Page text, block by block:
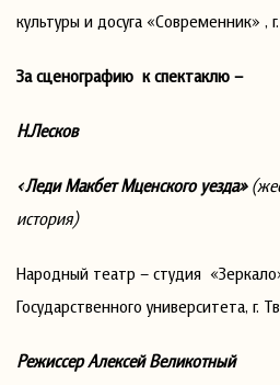
культуры и досуга «Современник» ,
За сценографию к спектаклю –
Н.Лесков
«Леди Макбет Мценского уезда»
история)
Народный театр – студия
Государственного университета, г.
Режиссер Алексей Великотный